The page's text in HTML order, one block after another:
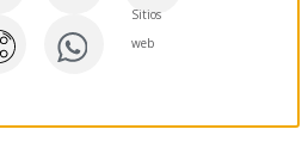
Sitios
web